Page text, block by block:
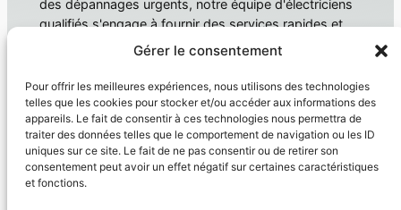
Gérer le consentement
Pour offrir les meilleures expériences, nous utilisons des technologies
telles que les cookies pour stocker et/ou accéder aux informations des
appareils. Le fait de consentir à ces technologies nous permettra de
traiter des données telles que le comportement de navigation ou les ID
uniques sur ce site. Le fait de ne pas consentir ou de retirer son
consentement peut avoir un effet négatif sur certaines caractéristiques
et fonctions.
des dépannages urgents, notre équipe d'électriciens
qualifiés s'engage à fournir des services rapides et
fiables. Électricien Le Grau-du-Roi
À propos
Domotique
Électricien
Produit
Confidentialité
Politique de confidentialité
Conditions générales
Nous contacter
Réseaux sociaux